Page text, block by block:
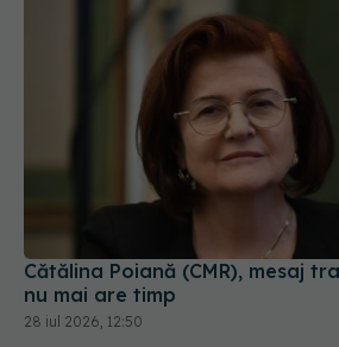
Cătălina Poiană (CMR), mesaj
nu mai are timp
28 iul 2026, 12:50